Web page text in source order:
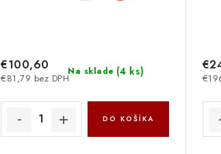
Na sklade (4 ks)
€81,79 bez DPH
€100,60
DO KOŠÍKA